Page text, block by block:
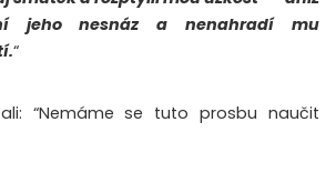
jeho nesnáz a nenahradí mu
“
“Nemáme se tuto prosbu naučit